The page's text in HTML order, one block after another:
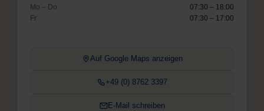
Mo – Do
07:30 – 18:00
Fr
07:30 – 17:00
Auf Google Maps anzeigen
+49 (0) 8762 3397
E-Mail schreiben